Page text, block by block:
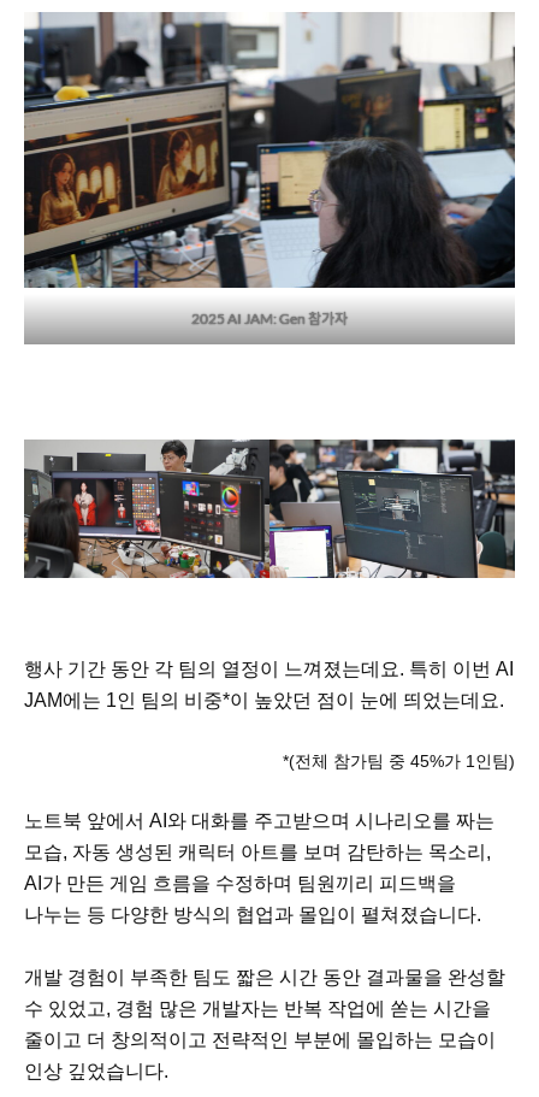
2025 AI JAM: Gen 참가자
행사 기간 동안 각 팀의 열정이 느껴졌는데요. 특히 이번 AI
JAM에는 1인 팀의 비중*이 높았던 점이 눈에 띄었는데요.
*(전체 참가팀 중 45%가 1인팀)
노트북 앞에서 AI와 대화를 주고받으며 시나리오를 짜는
모습, 자동 생성된 캐릭터 아트를 보며 감탄하는 목소리,
AI가 만든 게임 흐름을 수정하며 팀원끼리 피드백을
나누는 등 다양한 방식의 협업과 몰입이 펼쳐졌습니다.
개발 경험이 부족한 팀도 짧은 시간 동안 결과물을 완성할
수 있었고, 경험 많은 개발자는 반복 작업에 쏟는 시간을
줄이고 더 창의적이고 전략적인 부분에 몰입하는 모습이
인상 깊었습니다.